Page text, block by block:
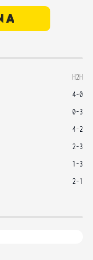
H2H
4-0
0-3
4-2
2-3
1-3
2-1